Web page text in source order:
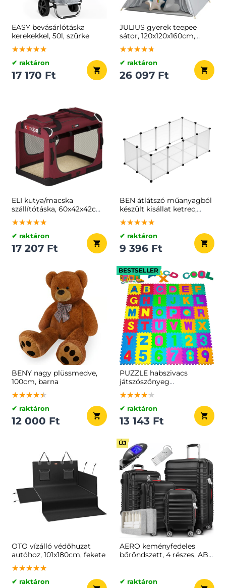
EASY bevásárlótáska
kerekekkel, 50l, szürke
★★★★★
★★★★★
★★★★★
✔ raktáron
17 170 Ft
JULIUS gyerek teepee
sátor, 120x120x160cm,
szürke/kék
★★★★★
★★★★★
★★★★★
✔ raktáron
26 097 Ft
ELI kutya/macska
szállítótáska, 60x42x42cm,
sötétpiros
★★★★★
★★★★★
★★★★★
✔ raktáron
17 207 Ft
BEN átlátszó műanyagból
készült kisállat ketrec,
125x63x42 cm, átlátszó
★★★★★
★★★★★
★★★★★
✔ raktáron
9 396 Ft
BENY nagy plüssmedve,
100cm, barna
★★★★★
★★★★★
★★★★★
✔ raktáron
12 000 Ft
BESTSELLER
PUZZLE habszivacs
játszószőnyeg
gyerekeknek, 86 darab,
többszínű
★★★★★
★★★★★
★★★★★
✔ raktáron
13 143 Ft
OTO vízálló védőhuzat
autóhoz, 101x180cm, fekete
★★★★★
★★★★★
★★★★★
✔ raktáron
ÚJ
AERO keményfedeles
bőröndszett, 4 részes, ABS,
✔ raktáron